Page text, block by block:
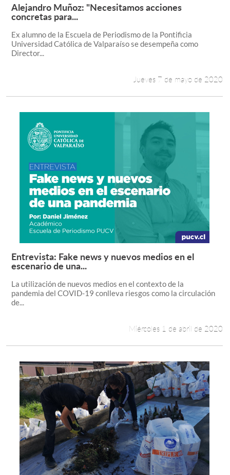
Leer más +
Alejandro Muñoz: "Necesitamos acciones
concretas para...
Ex alumno de la Escuela de Periodismo de la Pontificia
Universidad Católica de Valparaíso se desempeña como
Director...
Jueves 7 de mayo de 2020
Leer más +
Entrevista: Fake news y nuevos medios en el
escenario de una...
La utilización de nuevos medios en el contexto de la
pandemia del COVID-19 conlleva riesgos como la circulación
de...
Miércoles 1 de abril de 2020